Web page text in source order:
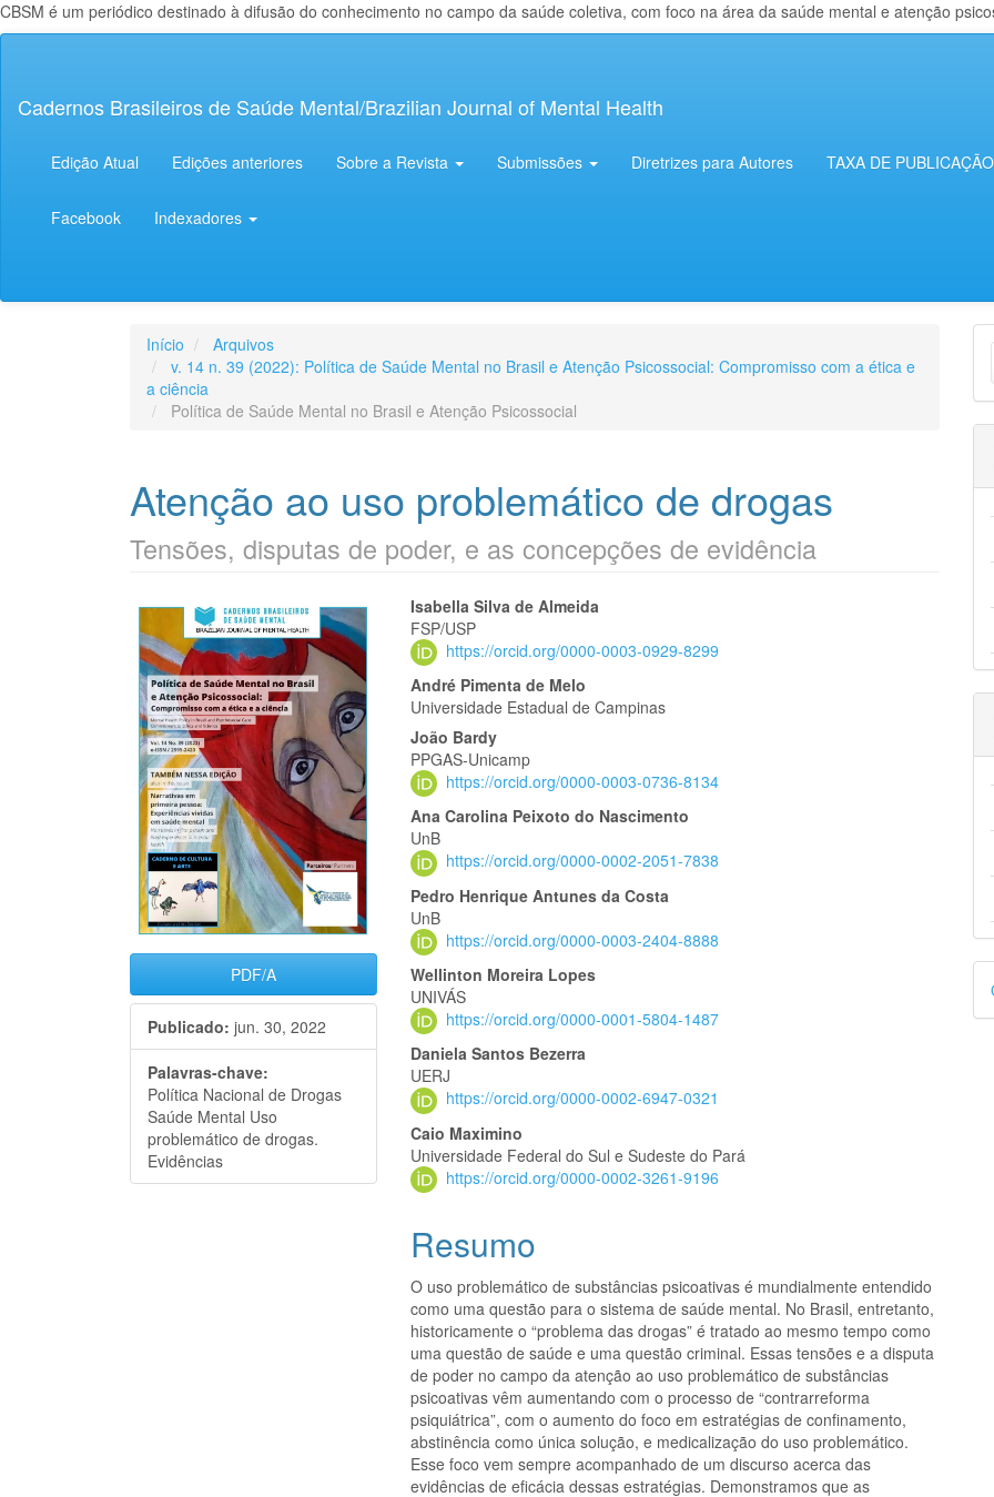
CBSM é um periódico destinado à difusão do conhecimento no campo da saúde coletiva, com foco na área da saúde mental e atenção
principal
Lateral
Cadernos Brasileiros de Saúde Mental/Brazilian Journal of Mental Health
Edição Atual Edições anteriores Sobre a Revista Submissões Diretrizes para Autores TAXA DE PUBLICAÇÃO
Facebook Indexadores
Início
Arquivos
v. 14 n. 39 (2022): Política de Saúde Mental no Brasil e Atenção Psicossocial: Compromisso com a ética e
a ciência
Política de Saúde Mental no Brasil e Atenção Psicossocial
Atenção ao uso problemático de drogas
Tensões, disputas de poder, e as concepções de evidência
Barra
lateral
de
artigos
PDF/A
Publicado: jun. 30, 2022
Palavras-chave:
Política Nacional de Drogas
Saúde Mental Uso
problemático de drogas.
Evidências
Conteúdo
do
artigo
principal
Isabella Silva de Almeida
FSP/USP
https://orcid.org/0000-0003-0929-8299
André Pimenta de Melo
Universidade Estadual de Campinas
João Bardy
PPGAS-Unicamp
https://orcid.org/0000-0003-0736-8134
Ana Carolina Peixoto do Nascimento
UnB
https://orcid.org/0000-0002-2051-7838
Pedro Henrique Antunes da Costa
UnB
https://orcid.org/0000-0003-2404-8888
Wellinton Moreira Lopes
UNIVÁS
https://orcid.org/0000-0001-5804-1487
Daniela Santos Bezerra
UERJ
https://orcid.org/0000-0002-6947-0321
Caio Maximino
Universidade Federal do Sul e Sudeste do Pará
https://orcid.org/0000-0002-3261-9196
Resumo
O uso problemático de substâncias psicoativas é mundialmente entendido
como uma questão para o sistema de saúde mental. No Brasil, entretanto,
historicamente o “problema das drogas” é tratado ao mesmo tempo como
uma questão de saúde e uma questão criminal. Essas tensões e a disputa
de poder no campo da atenção ao uso problemático de substâncias
psicoativas vêm aumentando com o processo de “contrarreforma
psiquiátrica”, com o aumento do foco em estratégias de confinamento,
abstinência como única solução, e medicalização do uso problemático.
Esse foco vem sempre acompanhado de um discurso acerca das
evidências de eficácia dessas estratégias. Demonstramos que as